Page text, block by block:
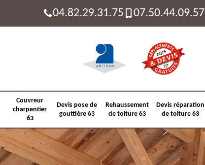
04.82.29.31.75 07.50.44.09.57
Couvreur
charpentier
63
Devis pose de
gouttière 63
Rehaussement
de toiture 63
Devis réparation
de toiture 63